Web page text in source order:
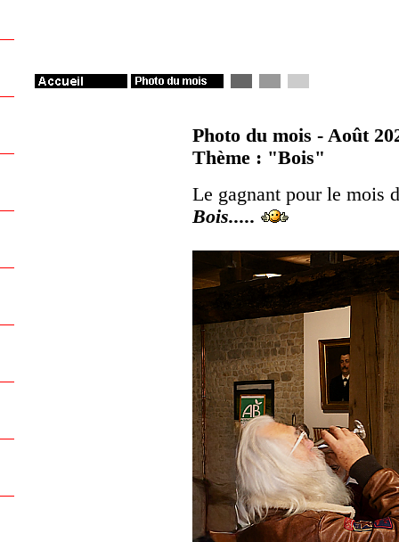
Photo du mois - Août
Thème : "Bois"
Le gagnant pour le mois
Bois.....